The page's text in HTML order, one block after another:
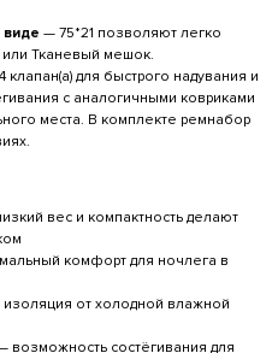
— 75*21 позволяют легко
или Тканевый мешок.
клапан(а) для быстрого надувания и
с аналогичными ковриками
места. В комплекте ремнабор
вес и компактность делают
комфорт для ночлега в
от холодной влажной
состёгивания для